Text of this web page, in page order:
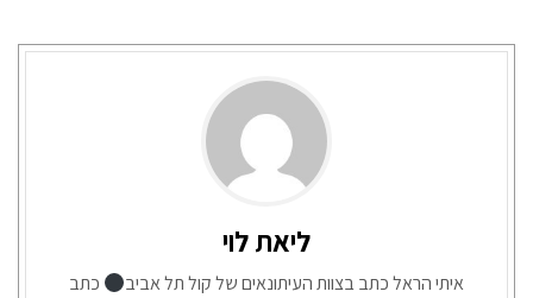
ליאת לוי
איתי הראל כתב בצוות העיתונאים של קול תל אביב
כתב